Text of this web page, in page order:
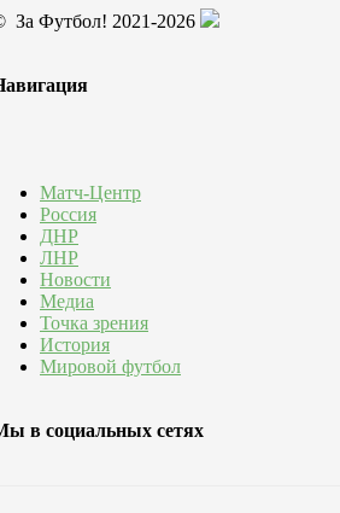
За Футбол! 2021-2026
Матч-Центр
Россия
ДНР
ЛНР
Новости
Медиа
Точка зрения
История
Мировой футбол
в социальных сетях